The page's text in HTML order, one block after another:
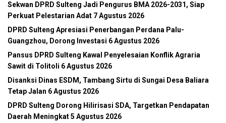
Sekwan DPRD Sulteng Jadi Pengurus BMA 2026-2031, Siap
Perkuat Pelestarian Adat 7 Agustus 2026
DPRD Sulteng Apresiasi Penerbangan Perdana Palu-
Guangzhou, Dorong Investasi 6 Agustus 2026
Pansus DPRD Sulteng Kawal Penyelesaian Konflik Agraria
Sawit di Tolitoli 6 Agustus 2026
Disanksi Dinas ESDM, Tambang Sirtu di Sungai Desa Baliara
Tetap Jalan 6 Agustus 2026
DPRD Sulteng Dorong Hilirisasi SDA, Targetkan Pendapatan
Daerah Meningkat5 Agustus 2026